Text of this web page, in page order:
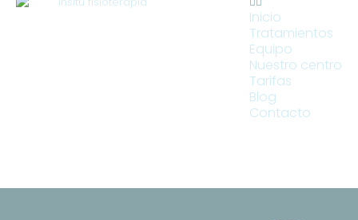
Inicio
Tratamientos
Equipo
Nuestro centro
Tarifas
Blog
Contacto